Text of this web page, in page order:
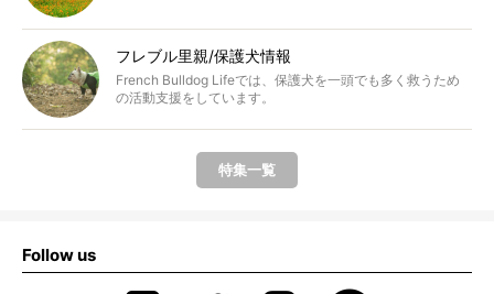
フレブル里親/保護犬情報
French Bulldog Lifeでは、保護犬を一頭でも多く救うため
の活動支援をしています。
特集一覧
Follow us